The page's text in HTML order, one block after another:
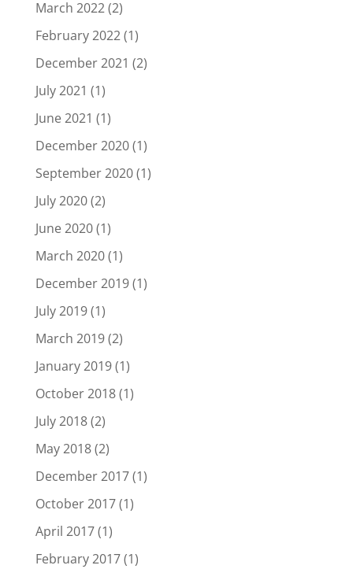
March 2022(2)
February 2022(1)
December 2021 (2)
July 2021 (1)
June 2021 (1)
December 2020(1)
September 2020(1)
July 2020(2)
June 2020(1)
March 2020(1)
December 2019(1)
July 2019(1)
March 2019(2)
January 2019(1)
October 2018(1)
July 2018(2)
May 2018(2)
December 2017(1)
October 2017(1)
April 2017(1)
February 2017(1)